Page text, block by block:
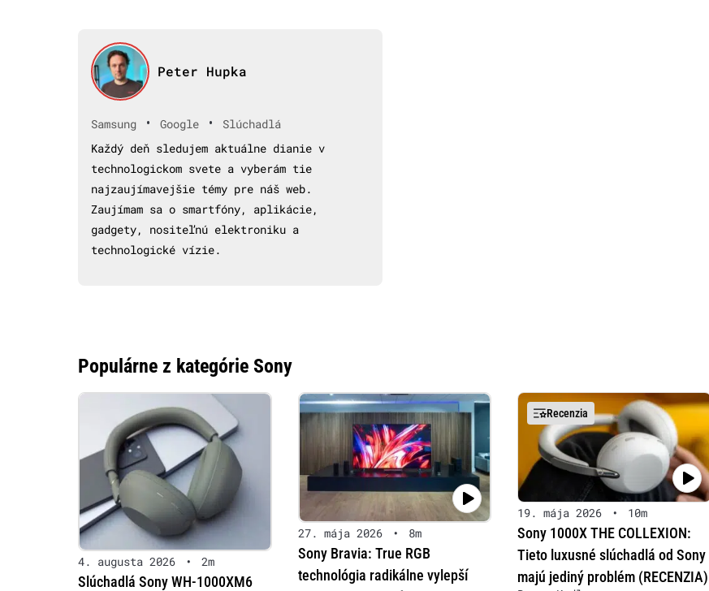
Peter Hupka
Samsung • Google •
Slúchadlá
Každý deň sledujem aktuálne dianie v
technologickom svete a vyberám tie
najzaujímavejšie témy pre náš web.
Zaujímam sa o smartfóny, aplikácie,
gadgety, nositeľnú elektroniku a
technologické vízie.
Populárne z kategórie Sony
4. augusta 2026 • 2m
Slúchadlá Sony WH-1000XM6
27. mája 2026 • 8m
Sony Bravia: True RGB
technológia radikálne vylepší
Recenzia
19. mája 2026 • 10m
Sony 1000X THE COLLEXION:
Tieto luxusné slúchadlá od Sony
majú jediný problém (RECENZIA)